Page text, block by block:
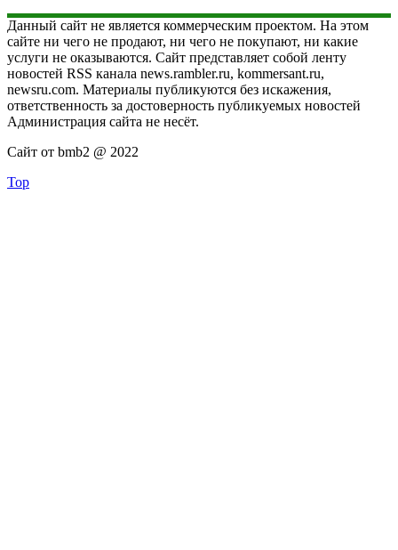
Данный сайт не является коммерческим проектом. На этом
сайте ни чего не продают, ни чего не покупают, ни какие
услуги не оказываются. Сайт представляет собой ленту
новостей RSS канала news.rambler.ru, kommersant.ru,
newsru.com. Материалы публикуются без искажения,
ответственность за достоверность публикуемых новостей
Администрация сайта не несёт.
Сайт от bmb2 @ 2022
Top